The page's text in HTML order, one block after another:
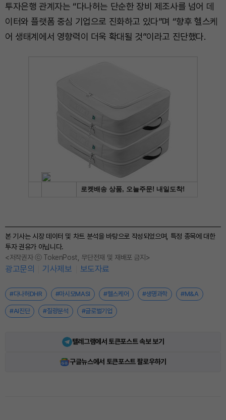
투자은행 관계자는 “다나허는 단순한 장비 제조사를 넘어 데
이터와 플랫폼 중심 기업으로 진화하고 있다”며 “향후 헬스케
어 생태계에서 영향력이 더욱 확대될 것”이라고 진단했다.
본 기사는 시장 데이터 및 차트 분석을 바탕으로 작성되었으며, 특정 종목에 대한
투자 권유가 아닙니다.
<저작권자 ⓒ TokenPost, 무단전재 및 재배포 금지>
광고문의 기사제보 보도자료
#다나허DHR #마시모MASI #헬스케어 #생명과학 #M&A
#AI진단 #질량분석 #글로벌기업
텔레그램에서 토큰포스트 속보 보기
구글뉴스에서 토큰포스트 팔로우하기